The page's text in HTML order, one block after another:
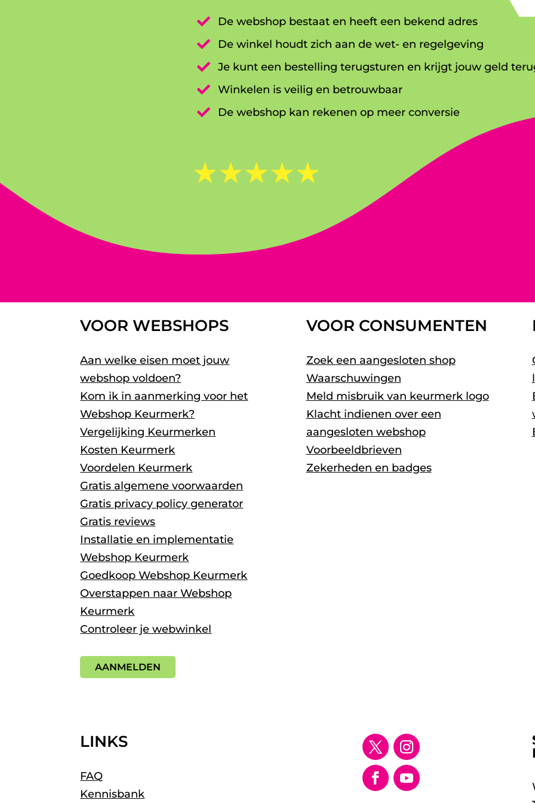

De webshop bestaat en heeft een bekend adres

De winkel houdt zich aan de wet- en regelgeving
 Je kunt een bestelling terugsturen en krijgt jouw geld
 Winkelen is veilig en betrouwbaar

De webshop kan rekenen op meer conversie
☆☆☆☆☆
VOOR WEBSHOPS
Aan welke eisen moet jouw
webshop voldoen?
Kom ik in aanmerking voor het
Webshop Keurmerk?
Vergelijking Keurmerken
Kosten Keurmerk
Voordelen Keurmerk
Gratis algemene voorwaarden
Gratis privacy policy generator
Gratis reviews
Installatie en implementatie
Webshop Keurmerk
Goedkoop Webshop Keurmerk
Overstappen naar Webshop
Keurmerk
Controleer je webwinkel
AANMELDEN
VOOR CONSUMENTEN
Zoek een aangesloten shop
Waarschuwingen
Meld misbruik van keurmerk logo
Klacht indienen over een
aangesloten webshop
Voorbeeldbrieven
Zekerheden en badges
LINKS
FAQ
Kennisbank